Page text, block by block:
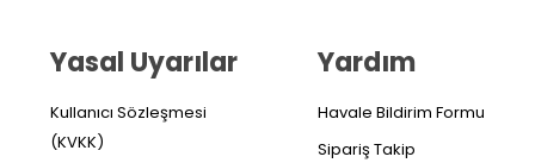
Yasal Uyarılar
Kullanıcı Sözleşmesi
(KVKK)
Yardım
Havale Bildirim Formu
Sipariş Takip